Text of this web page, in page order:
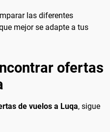
las diferentes
mejor se adapte a tus
ofertas
de vuelos a Luqa, sigue